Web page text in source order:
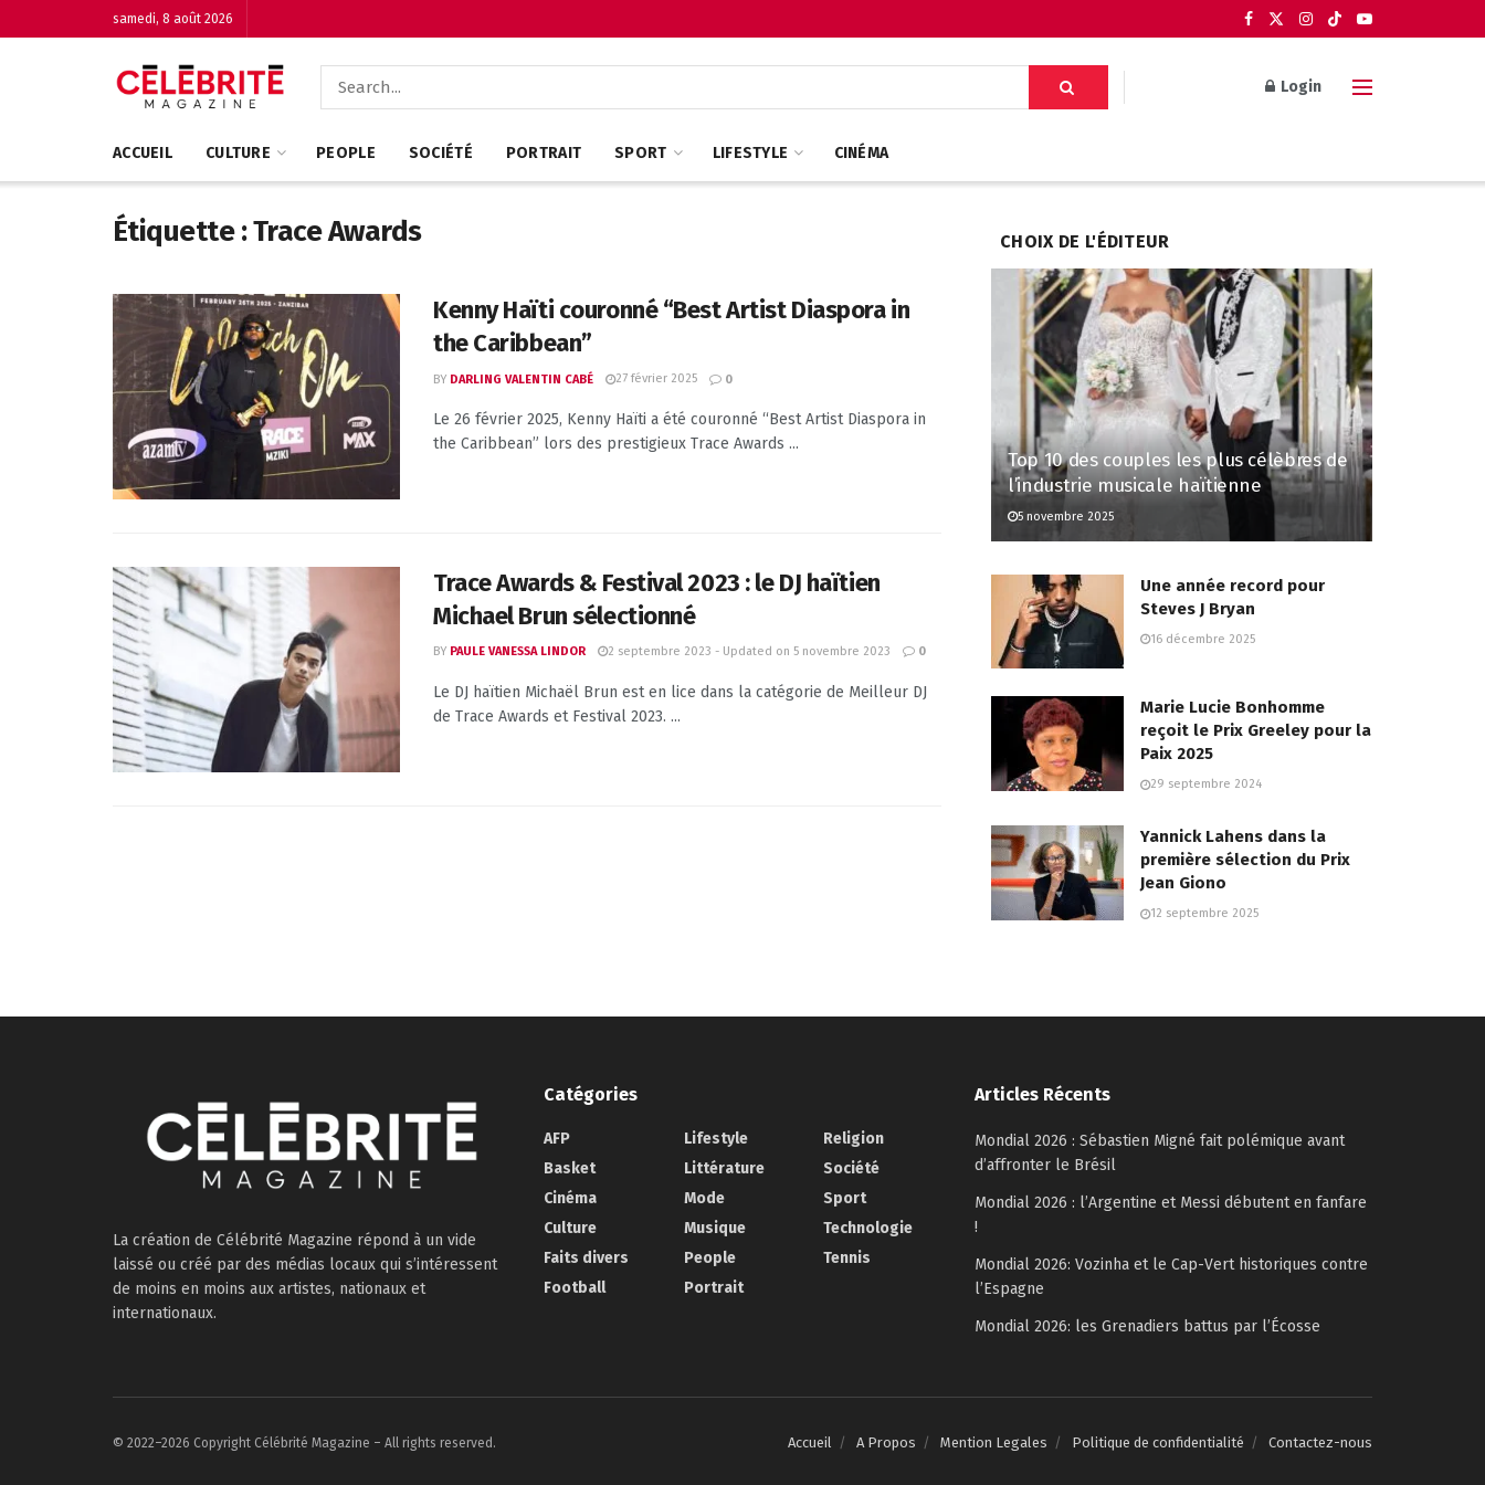
samedi, 8 août 2026
Login
ACCUEIL CULTURE PEOPLE SOCIÉTÉ PORTRAIT SPORT LIFESTYLE CINÉMA
Étiquette :Trace Awards
Kenny Haïti couronné “Best Artist Diaspora in
the Caribbean”
BY DARLING VALENTIN CABÉ 27 février 2025 0
Le 26 février 2025, Kenny Haïti a été couronné “Best Artist Diaspora in
the Caribbean” lors des prestigieux Trace Awards ...
Trace Awards & Festival 2023 : le DJ haïtien
Michael Brun sélectionné
BY PAULE VANESSA LINDOR 2 septembre 2023 - Updated on 5 novembre 2023 0
Le DJ haïtien Michaël Brun est en lice dans la catégorie de Meilleur DJ
de Trace Awards et Festival 2023. ...
CHOIX DE L'ÉDITEUR
Top 10 des couples les plus célèbres de
l’industrie musicale haïtienne
5 novembre 2025
Une année record pour
Steves J Bryan
16 décembre 2025
Marie Lucie Bonhomme
reçoit le Prix Greeley pour la
Paix 2025
29 septembre 2024
Yannick Lahens dans la
première sélection du Prix
Jean Giono
12 septembre 2025
La création de Célébrité Magazine répond à un vide
laissé ou créé par des médias locaux qui s’intéressent
de moins en moins aux artistes, nationaux et
internationaux.
Catégories
AFP
Basket
Cinéma
Culture
Faits divers
Football
Lifestyle
Littérature
Mode
Musique
People
Portrait
Religion
Société
Sport
Technologie
Tennis
Articles Récents
Mondial 2026 : Sébastien Migné fait polémique avant
d’affronter le Brésil
Mondial 2026 : l’Argentine et Messi débutent en fanfare
!
Mondial 2026: Vozinha et le Cap-Vert historiques contre
l’Espagne
Mondial 2026: les Grenadiers battus par l’Écosse
Accueil A Propos Mention Legales Politique de confidentialité Contactez-nous
© 2022–2026 Copyright Célébrité Magazine – All rights reserved.